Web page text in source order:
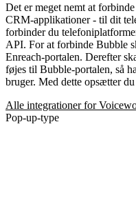
Det er meget nemt at
CRM-applikationer - til dit
forbinder du
API. For at forbinde Bubble
Enreach-portalen. Derefter
føjes til Bubble-portalen, så
bruger. Med dette opsætter
Alle integrationer for
Pop-up-type